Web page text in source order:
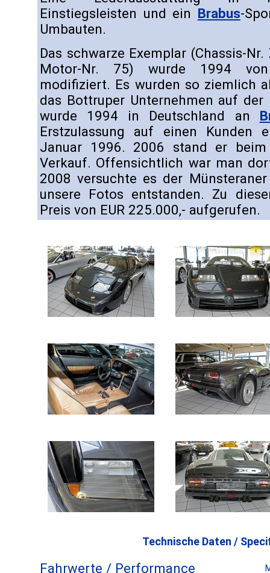
Einstiegsleisten und ein Brabus-
Umbauten.
Das schwarze Exemplar (Chassis-Nr.
Motor-Nr. 75) wurde 1994
modifiziert. Es wurden so ziemlich
das Bottruper Unternehmen auf
wurde 1994 in Deutschland an
Erstzulassung auf einen Kunden
Januar 1996. 2006 stand er
Verkauf. Offensichtlich war man
2008 versuchte es der
unsere Fotos entstanden. Zu
Preis von EUR 225.000,- aufgerufen.
Technische Daten /
Fahrwerte / Performance